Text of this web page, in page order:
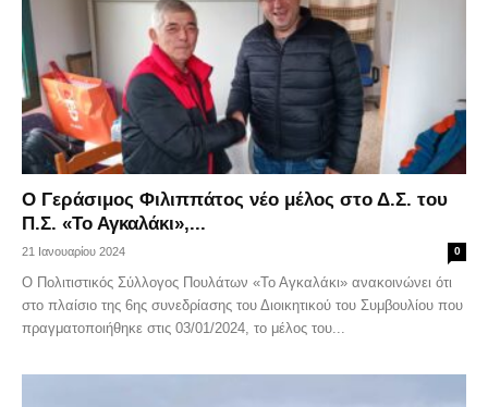
Ο Γεράσιμος Φιλιππάτος νέο μέλος στο Δ.Σ. του
Π.Σ. «Το Αγκαλάκι»,...
21 Ιανουαρίου 2024 0
Ο Πολιτιστικός Σύλλογος Πουλάτων «Το Αγκαλάκι» ανακοινώνει ότι
στο πλαίσιο της 6ης συνεδρίασης του Διοικητικού του Συμβουλίου που
πραγματοποιήθηκε στις 03/01/2024, το μέλος του...